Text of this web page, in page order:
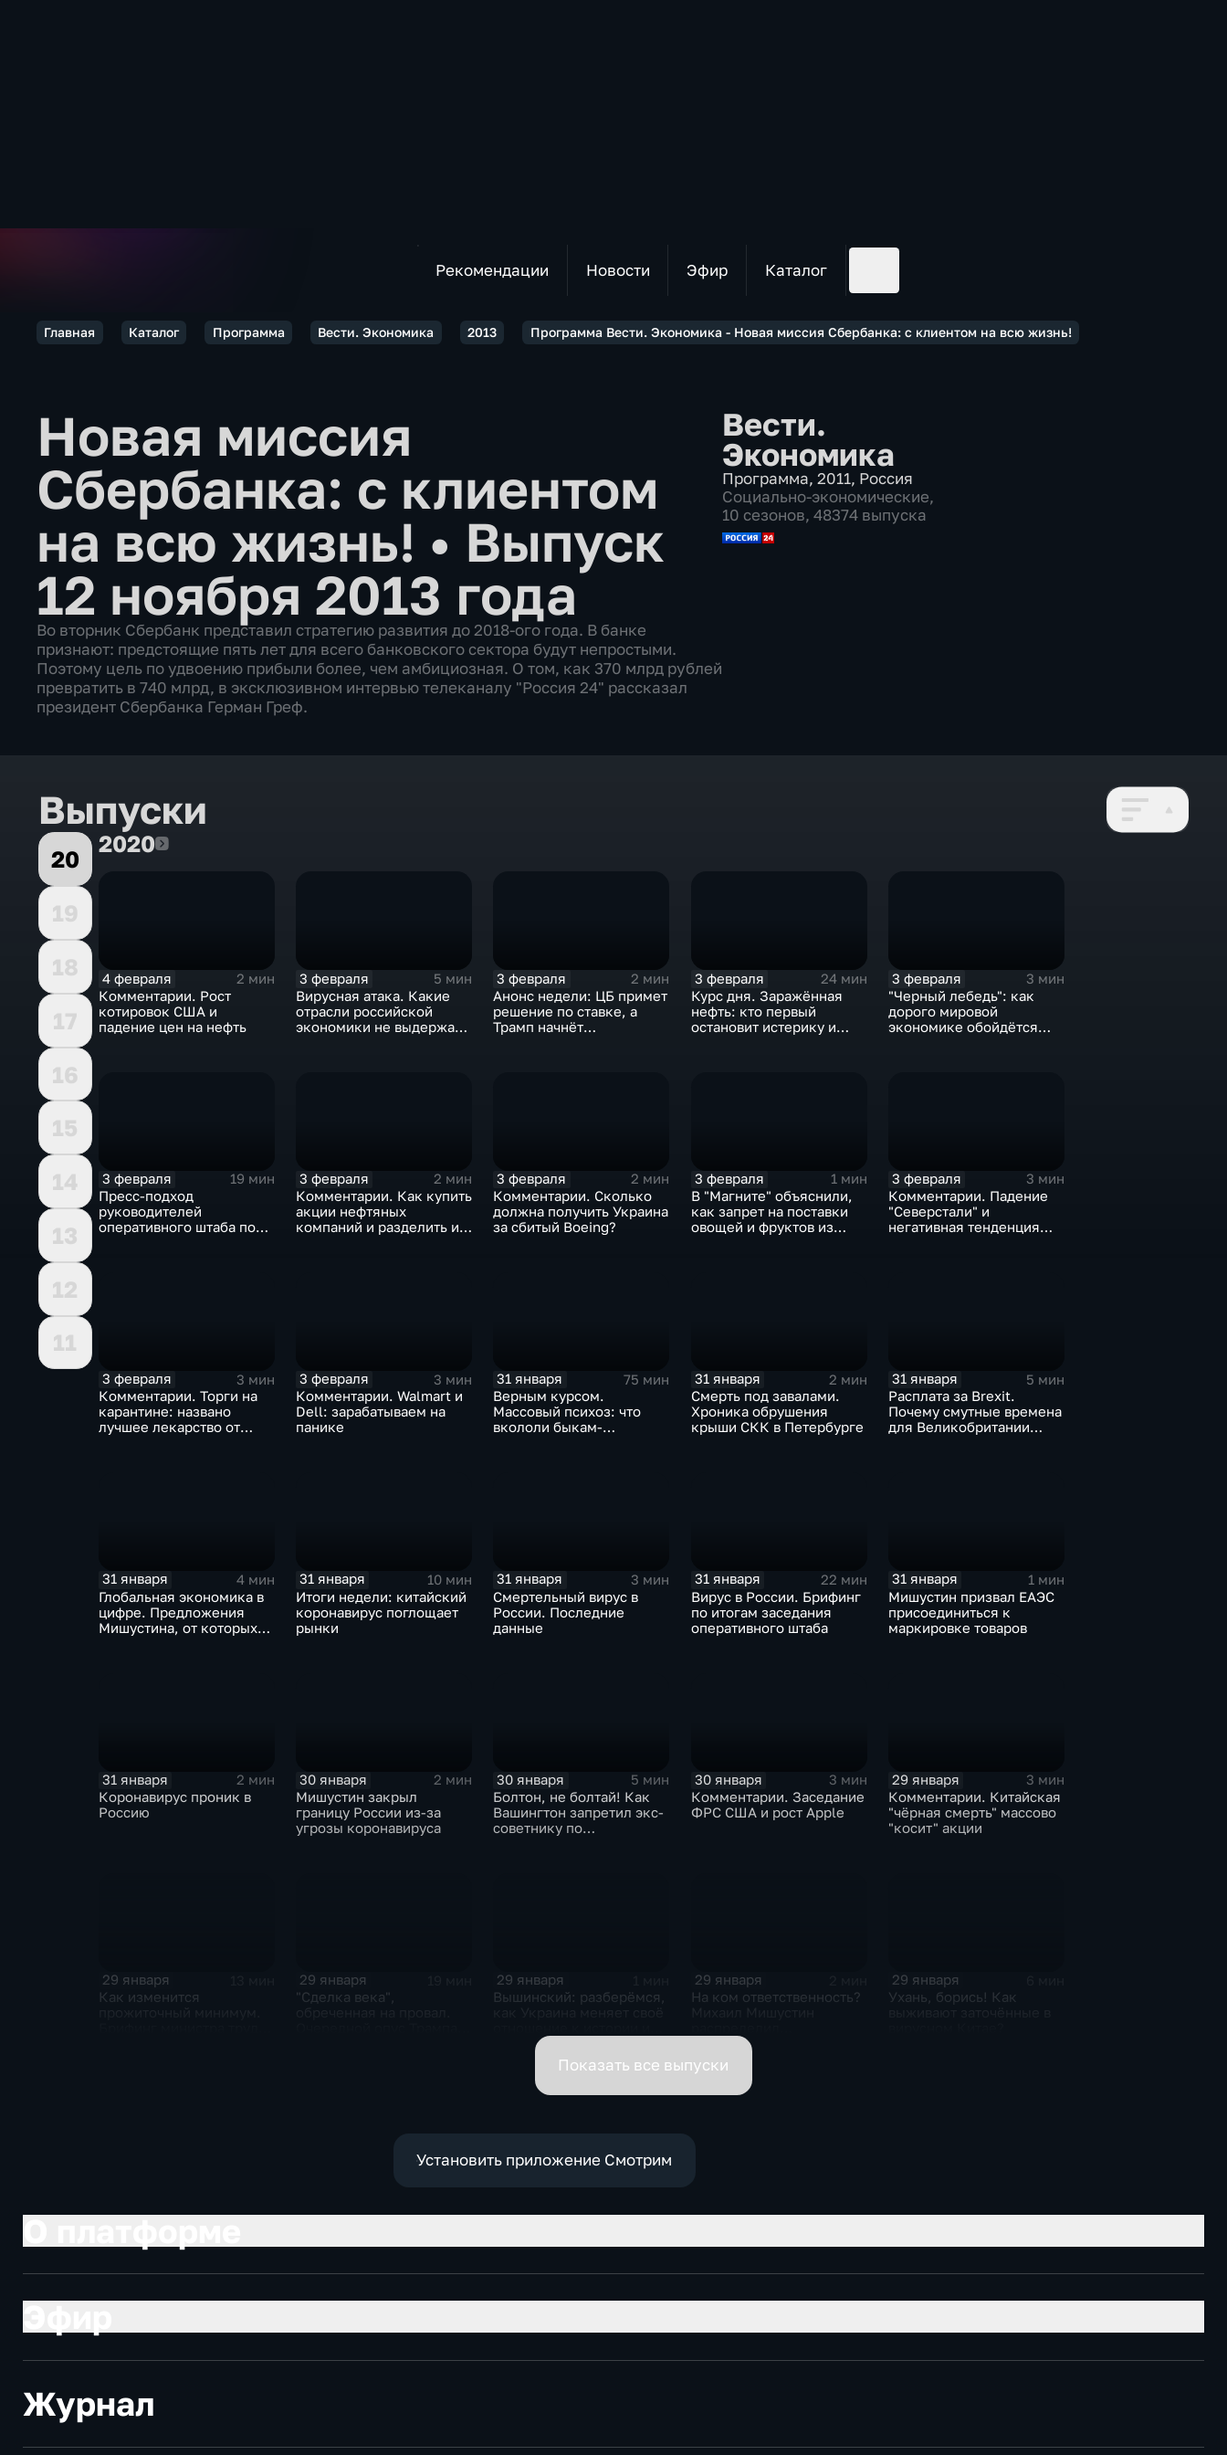
Рекомендации Новости Эфир Каталог
Главная Каталог Программа Вести. Экономика 2013 Программа Вести. Экономика - Новая миссия Сбербанка: с клиентом на всю жизнь!
Новая миссия
Сбербанка: с клиентом
на всю жизнь! • Выпуск
12 ноября 2013 года
Во вторник Сбербанк представил стратегию развития до 2018-ого года. В банке
признают: предстоящие пять лет для всего банковского сектора будут непростыми.
Поэтому цель по удвоению прибыли более, чем амбициозная. О том, как 370 млрд рублей
превратить в 740 млрд, в эксклюзивном интервью телеканалу "Россия 24" рассказал
президент Сбербанка Герман Греф.
Вести.
Экономика
Программа, 2011, Россия
Социально-экономические,
10 сезонов, 48374 выпуска
Выпуски
20
19
18
17
16
15
14
13
12
11
20202020
4 февраля
2 мин
Комментарии. Рост
котировок США и
падение цен на нефть
3 февраля
5 мин
Вирусная атака. Какие
отрасли российской
экономики не выдержат
3 февраля
2 мин
Анонс недели: ЦБ примет
решение по ставке, а
Трамп начнёт
3 февраля
24 мин
Курс дня. Заражённая
нефть: кто первый
остановит истерику и
3 февраля
3 мин
"Черный лебедь": как
дорого мировой
экономике обойдётся
3 февраля
19 мин
Пресс-подход
руководителей
оперативного штаба по
3 февраля
2 мин
Комментарии. Как купить
акции нефтяных
компаний и разделить их
3 февраля
2 мин
Комментарии. Сколько
должна получить Украина
за сбитый Boeing?
3 февраля
1 мин
В "Магните" объяснили,
как запрет на поставки
овощей и фруктов из
3 февраля
3 мин
Комментарии. Падение
"Северстали" и
негативная тенденция
3 февраля
3 мин
Комментарии. Торги на
карантине: названо
лучшее лекарство от
3 февраля
3 мин
Комментарии. Walmart и
Dell: зарабатываем на
панике
31 января
75 мин
Верным курсом.
Массовый психоз: что
вкололи быкам-
31 января
2 мин
Смерть под завалами.
Хроника обрушения
крыши СКК в Петербурге
31 января
5 мин
Расплата за Brexit.
Почему смутные времена
для Великобритании
31 января
4 мин
Глобальная экономика в
цифре. Предложения
Мишустина, от которых
31 января
10 мин
Итоги недели: китайский
коронавирус поглощает
рынки
31 января
3 мин
Смертельный вирус в
России. Последние
данные
31 января
22 мин
Вирус в России. Брифинг
по итогам заседания
оперативного штаба
31 января
1 мин
Мишустин призвал ЕАЭС
присоединиться к
маркировке товаров
31 января
2 мин
Коронавирус проник в
Россию
30 января
2 мин
Мишустин закрыл
границу России из-за
угрозы коронавируса
30 января
5 мин
Болтон, не болтай! Как
Вашингтон запретил экс-
советнику по
30 января
3 мин
Комментарии. Заседание
ФРС США и рост Apple
29 января
3 мин
Комментарии. Китайская
"чёрная смерть" массово
"косит" акции
29 января
Как изменится
29 января
"Сделка века",
29 января
Вышинский: разберёмся,
почему
29 января
На ком ответственность?
обязанности вице-
премьеров
29 января
Ухань, борись! Как
Показать все выпуски
Установить приложение Смотрим
Журнал